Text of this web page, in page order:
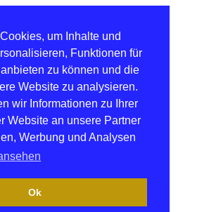
um Inhalte und
Funktionen für
zu können und die
Website zu analysieren.
wir Informationen zu Ihrer
Website an unsere Partner
Werbung und Analysen
Ok